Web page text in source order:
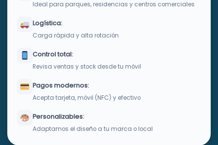
Ideal para parques, residencias y centros comerciales
Logística:
Carga rápida y alta rotación
Control total:
Revisa ventas y stock desde tu móvil
Pagos modernos:
Acepta tarjeta, móvil (NFC) y efectivo
Personalizables:
Adaptamos el diseño a tu marca o local